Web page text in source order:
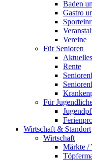
Baden
Gastro
Vereine
Für Senioren
Rente
Für
Wirtschaft & Standort
Wirtschaft
Märkte /